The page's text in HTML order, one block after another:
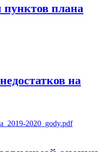
плана
на
2020_gody.pdf